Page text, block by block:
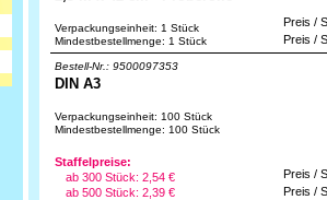
Verpackungseinheit: 1 Stück
Mindestbestellmenge: 1 Stück
Preis /
Preis /
Bestell-Nr.: 9500097353
DIN A3
Verpackungseinheit: 100 Stück
Mindestbestellmenge: 100 Stück
Staffelpreise:
ab 300 Stück: 2,54 €
ab 500 Stück: 2,39 €
Preis /
Preis /